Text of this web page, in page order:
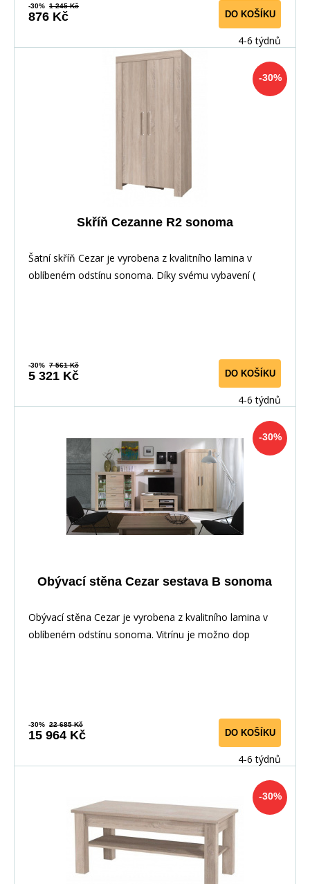
-30% 1 245 Kč
876 Kč DO KOŠÍKU
4-6 týdnů
-30%
Skříň Cezanne R2 sonoma
Šatní skříň Cezar je vyrobena z kvalitního lamina v
oblíbeném odstínu sonoma. Díky svému vybavení (
-30% 7 561 Kč
5 321 Kč DO KOŠÍKU
4-6 týdnů
-30%
Obývací stěna Cezar sestava B sonoma
Obývací stěna Cezar je vyrobena z kvalitního lamina v
oblíbeném odstínu sonoma. Vitrínu je možno dop
-30% 22 685 Kč
15 964 Kč DO KOŠÍKU
4-6 týdnů
-30%